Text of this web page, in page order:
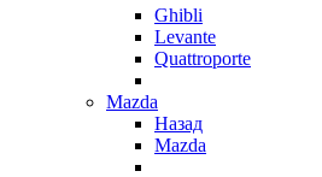
Ghibli
Levante
Quattroporte
Mazda
Назад
Mazda